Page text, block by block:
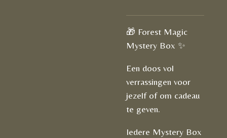
🎁 Forest Magic
Mystery Box ✨
Een doos vol
verrassingen voor
jezelf of om cadeau
te geven.
Iedere Mystery Box